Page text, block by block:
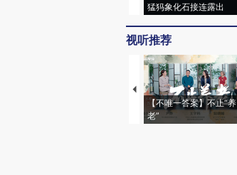
猛犸象化石接连露出
视听推荐
【不唯一答案】不止“养
老”